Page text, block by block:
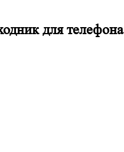
для телефона